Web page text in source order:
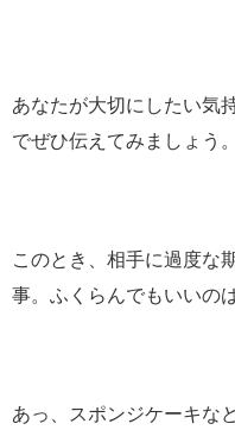
あなたが大切にしたい気
でぜひ伝えてみましょう。
このとき、相手に過度な
事。ふくらんでもいいの
あっ、スポンジケーキな